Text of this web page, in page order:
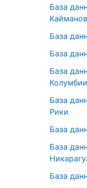
База
База
База
База
Колумбии
База
Рики
База
База
База